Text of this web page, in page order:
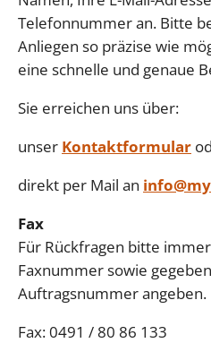
Telefonnummer an. Bitte
Anliegen so präzise wie
eine schnelle und genaue
Sie erreichen uns über:
unser Kontaktformular
direkt per Mail an
Fax
Für Rückfragen bitte
Faxnummer sowie
Auftragsnummer angeben.
Fax: 0491 / 80 86 133